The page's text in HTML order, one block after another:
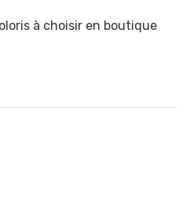
à choisir en boutique